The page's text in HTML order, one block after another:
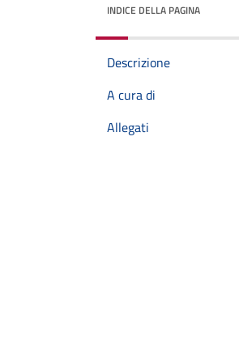
INDICE DELLA PAGINA
Descrizione
A cura di
Allegati